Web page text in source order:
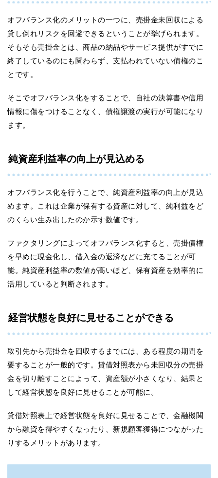
オフバランス化のメリットの一つに、売掛金未回収による
貸し倒れリスクを回避できるということが挙げられます。
そもそも売掛金とは、商品の納品やサービス提供がすでに
終了しているのにも関わらず、支払われていない債権のこ
とです。
そこでオフバランス化をすることで、自社の決算書や信用
情報に傷をつけることなく、債権譲渡の実行が可能になり
ます。
純資産利益率の向上が見込める
オフバランス化を行うことで、純資産利益率の向上が見込
めます。これは企業が保有する資産に対して、純利益をど
のくらい生み出したのか示す数値です。
ファクタリングによってオフバランス化すると、売掛債権
を早めに現金化し、借入金の返済などに充てることが可
能。純資産利益率の数値が高いほど、保有資産を効率的に
活用していると判断されます。
経営状態を良好に見せることができる
取引先から売掛金を回収するまでには、ある程度の期間を
要することが一般的です。貸借対照表から未回収分の売掛
金を切り離すことによって、資産額が小さくなり、結果と
して経営状態を良好に見せることが可能に。
貸借対照表上で経営状態を良好に見せることで、金融機関
から融資を得やすくなったり、新規顧客獲得につながった
りするメリットがあります。